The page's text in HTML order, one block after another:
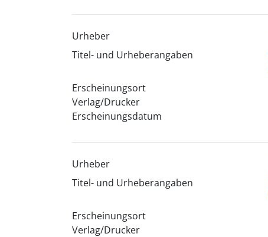
Urheber
Titel- und Urheberangaben
Erscheinungsort
Verlag/Drucker
Erscheinungsdatum
Urheber
Titel- und Urheberangaben
Erscheinungsort
Verlag/Drucker